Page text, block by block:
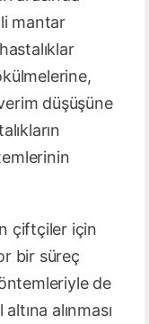
mantar
düşüşüne
çiftçiler için
bir süreç
de
alınması